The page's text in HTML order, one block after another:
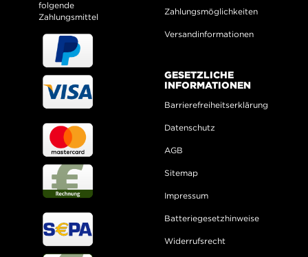
folgende
Zahlungsmittel
Zahlungsmöglichkeiten
Versandinformationen
GESETZLICHE
INFORMATIONEN
Barrierefreiheitserklärung
Datenschutz
AGB
Sitemap
Impressum
Batteriegesetzhinweise
Widerrufsrecht